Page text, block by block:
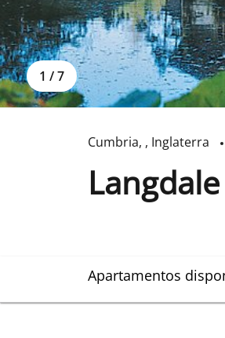
1 / 7
Cumbria, , Inglaterra
Langdale
Apartamentos